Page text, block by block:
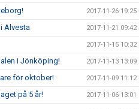
2017-11-26 19:25
Alvesta 2017-11-21 09:42
2017-11-15 10:32
i Jönköping! 2017-11-13 13:09
för oktober! 2017-11-09 11:12
på 5 år! 2017-11-06 13:01